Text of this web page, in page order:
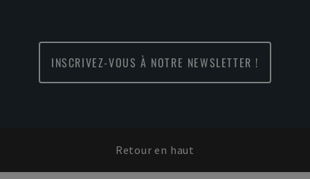
INSCRIVEZ-VOUS À NOTRE NEWSLETTER !
Retour en haut